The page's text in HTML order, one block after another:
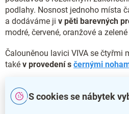
S cookies se nábytek
podlahy. Nosnost jednoho místa
a dodáváme ji v pěti barevných
modré, červené, oranžové a
Čalouněnou lavici VIVA se čtyřmi
také v provedení s černými
Hlavní přednosti čalouněné
Čalouněná lavice VIVA nabízí